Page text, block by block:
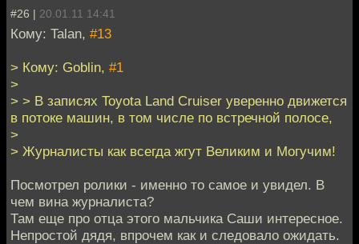
#26 | 20.01.11 14:41
Кому: Talan, #13
> Кому: Goblin, #1
>
> > В записях Toyota Land Cruiser уверенно движется
в потоке машин, в том числе по встречной полосе,
>
> Журналисты как всегда жгут Великим и Могучим!
Посмотрел ролики - именно то самое и увидел. В
чем вина журналиста?
Там еще про отца этого мальчика Саши интересное.
Непростой дядя, впрочем как и следовало ожидать.